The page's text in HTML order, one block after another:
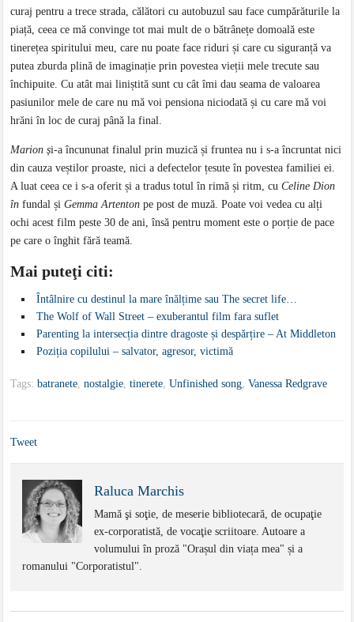
curaj pentru a trece strada, călători cu autobuzul sau face cumpărăturile la
piață, ceea ce mă convinge tot mai mult de o bătrânețe domoală este
tinerețea spiritului meu, care nu poate face riduri și care cu siguranță va
putea zburda plină de imaginație prin povestea vieții mele trecute sau
închipuite. Cu atât mai liniștită sunt cu cât îmi dau seama de valoarea
pasiunilor mele de care nu mă voi pensiona niciodată și cu care mă voi
hrăni în loc de curaj până la final.
Marionși-a încununat finalul prin muzică și fruntea nu i s-a încruntat nici
din cauza veștilor proaste, nici a defectelor țesute în povestea familiei ei.
A luat ceea ce i s-a oferit și a tradus totul în rimă și ritm, cuCeline Dion
înfundal șiGemma Artentonpe post de muză. Poate voi vedea cu alți
ochi acest film peste 30 de ani, însă pentru moment este o porție de pace
pe care o înghit fără teamă.
Mai puteţi citi:
Întâlnire cu destinul la mare înălțime sau The secret life…
The Wolf of Wall Street – exuberantul film fara suflet
Parenting la intersecția dintre dragoste și despărțire – At Middleton
Poziția copilului – salvator, agresor, victimă
Tags:batranete ,nostalgie ,tinerete ,Unfinished song ,Vanessa Redgrave
Tweet
Raluca Marchis
Mamă şi soţie, de meserie bibliotecară, de ocupaţie
ex-corporatistă, de vocaţie scriitoare. Autoare a
volumului în proză "Orașul din viața mea" și a
romanului "Corporatistul".